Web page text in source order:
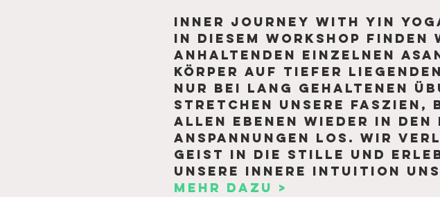
Inner Journey with Yin
In diesem Workshop
anhaltenden einzelnen
Körper auf tiefer liegenden
nur bei lang gehaltenen
stretchen unsere Faszien,
allen Ebenen wieder in
Anspannungen los. Wir
Geist in die Stille und
unsere innere Intuition uns
Mehr dazu >